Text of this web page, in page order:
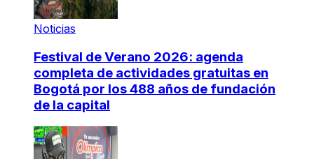
Noticias
Festival de Verano 2026: agenda
completa de actividades gratuitas en
Bogotá por los 488 años de fundación
de la capital